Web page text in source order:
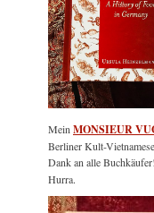
MeinMONSIEUR
Berliner Kult-
Dank an alle
Hurra.